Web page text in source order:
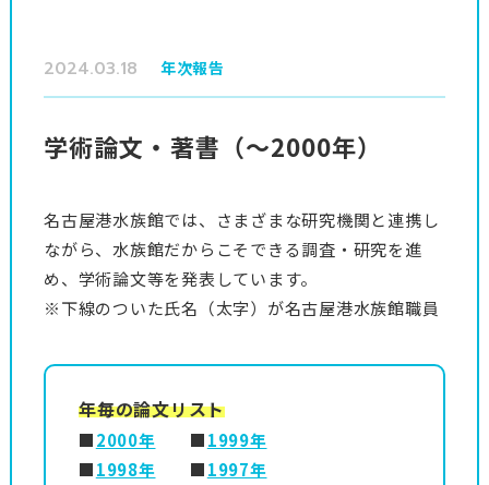
2024.03.18 年次報告
学術論文・著書（～2000年）
名古屋港水族館では、さまざまな研究機関と連携し
ながら、水族館だからこそできる調査・研究を進
め、学術論文等を発表しています。
※下線のついた氏名（太字）が名古屋港水族館職員
年毎の論文リスト
■2000年 ■1999年
■1998年 ■1997年